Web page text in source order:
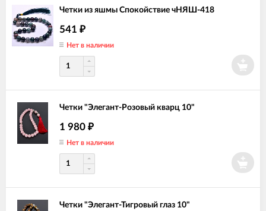
Четки из яшмы Спокойствие чНЯШ-418
541 ₽
Нет в наличии
Четки "Элегант-Розовый кварц 10"
1 980 ₽
Нет в наличии
Четки "Элегант-Тигровый глаз 10"